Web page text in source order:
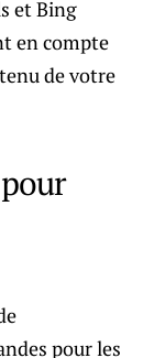
et Bing
en compte
de votre
pour les